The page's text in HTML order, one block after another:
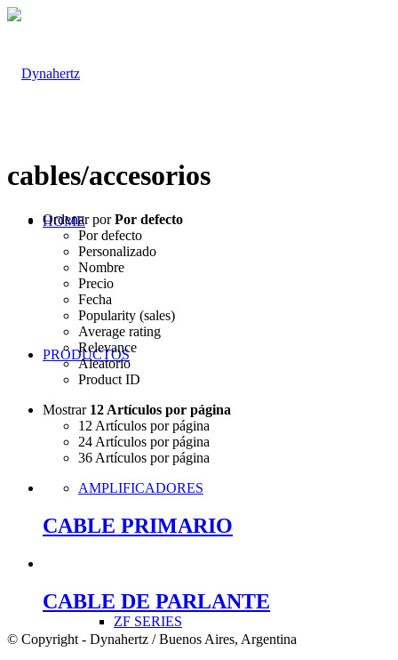
HOME
PRODUCTOS
AMPLIFICADORES
ZF SERIES
cables/accesorios
Ordenar porPor defecto
Por defecto
Personalizado
Nombre
Precio
Fecha
Popularity (sales)
Average rating
Relevance
Aleatorio
Product ID
Mostrar 12 Artículos por página
12 Artículos por página
24 Artículos por página
36 Artículos por página
CABLE PRIMARIO
CABLE DE PARLANTE
© Copyright - Dynahertz / Buenos Aires, Argentina